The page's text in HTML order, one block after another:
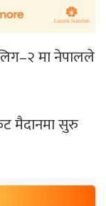
मा नेपालले
मैदानमा सुरु